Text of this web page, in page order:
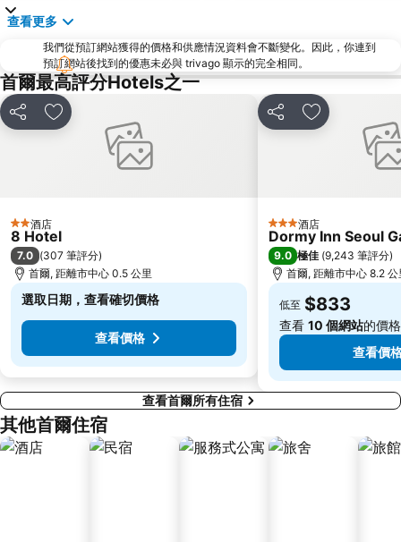
昌德宮
Gyeongbokgung
Yongsan
Apgujeong
首爾世界杯體育場
Everland
Transit Tours - Seoul City Tour
Jongno
Myeong-dong Cathedral
Deoksugung Palace
East gate
Yangjae
Lotte - Main
Jung Gu
木洞棒球場
查看更多
我們從預訂網站獲得的價格和供應情況資料會不斷變化。因此，你連到
預訂網站後找到的優惠未必與 trivago 顯示的完全相同。
首爾最高評分Hotels之一
分享 放到收藏夾
2 星級
酒店
8 Hotel
7.0 (307 筆評分)
首爾, 距離市中心 0.5 公里
選取日期，查看確切價格
查看價格
分享 放到收藏夾
3 星級酒店
Dormy Inn Seoul
9.0 極佳 (9,243 筆評分)
首爾, 距離市中心 8.2 公
低至 $833
查看 10 個網站的價格
查看價
查看首爾所有住宿
其他首爾住宿